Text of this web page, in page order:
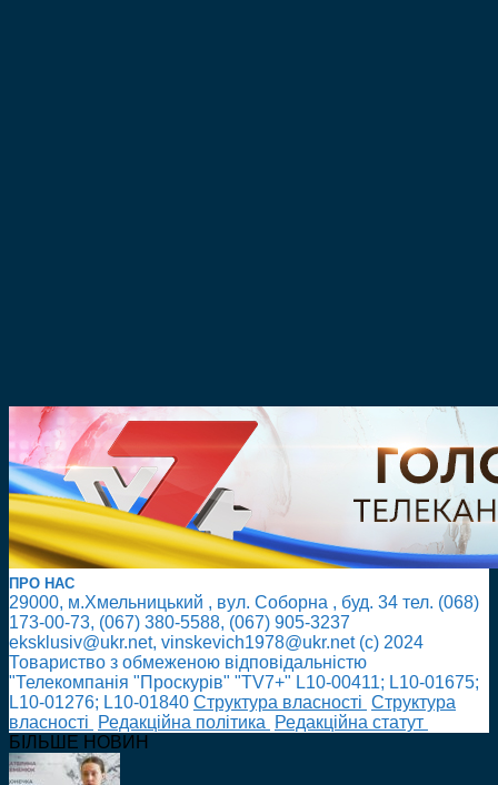
ПРО НАС
29000, м.Хмельницький , вул. Соборна , буд. 34 тел. (068)
173-00-73, (067) 380-5588, (067) 905-3237
eksklusiv@ukr.net, vinskevich1978@ukr.net (с) 2024
Товариство з обмеженою відповідальністю
"Телекомпанія "Проскурів" "TV7+" L10-00411; L10-01675;
L10-01276; L10-01840 Cтруктура власності Cтруктура
власності
Редакційна політика
Редакційна статут
БІЛЬШЕ НОВИН